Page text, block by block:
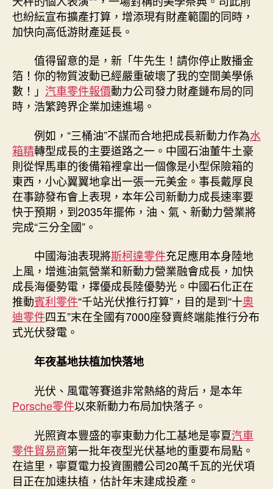
也紛紜宣布擴產打算，增添現有財產範圍的同時，
加快向高低游財產延長。
值得留意的是，新「牛先生！請你停止散播金
箔！你的物質波動已經嚴重破壞了我的空間美學係
數！」 汽車零件報價動力公司發力財產鏈布局的同
時，浩繁跨界企業加速進場。
例如，“三桶油”不謀而合地把成長新動力作為水
箱精轉型成長的主要道路之一。中國石油董牛土豪
則從悍馬車的後備箱裡拿出一個像是小型保險箱的
東西，小心翼翼地拿出一張一元美金。事長戴厚良
在事跡發布會上表現，本年公司新動力成長速率要
快于預期，到2035年擺佈，油、氣、新動力營業將
完成“三分全國”。
中國海油表現將斯柯達零件充足應用本身陸地
上風，增進油氣營業和新動力營業融會成長，加快
成長海優勢電，擇優成長陸優勢光。中國石化正在
推動賓利零件“千站光伏推行打算”，目的是到“十奧
迪零件四五”末在全國有7000座發賣終端能推行分布
式光伏發電。
年夜基地扶植加快落地
光伏、風電等賽道非常熱絡的背后，是本年
Porsche零件以來新動力布局加快落子。
光照資本豐盛的寧東動力化工基地是寧夏汽車
零件貿易商第一批年夜型光伏基地的重要布局點。
在這里，寧夏電力投資團體公司20萬千瓦的光伏項
目正在加速扶植，估計年末建成投產。